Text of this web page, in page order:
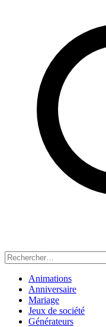
Animations
Anniversaire
Mariage
Jeux de société
Générateurs